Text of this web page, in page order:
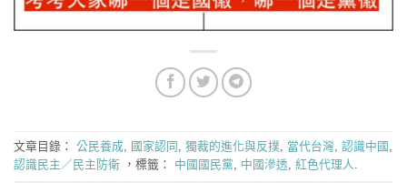
文章目錄： 公民養成, 國家認同 , 獨裁的進化與反撲, 當代台灣, 認識中國 ,
認識民主／民主防衛 ，標籤： 中國國民黨, 中國滲透, 紅色代理人.